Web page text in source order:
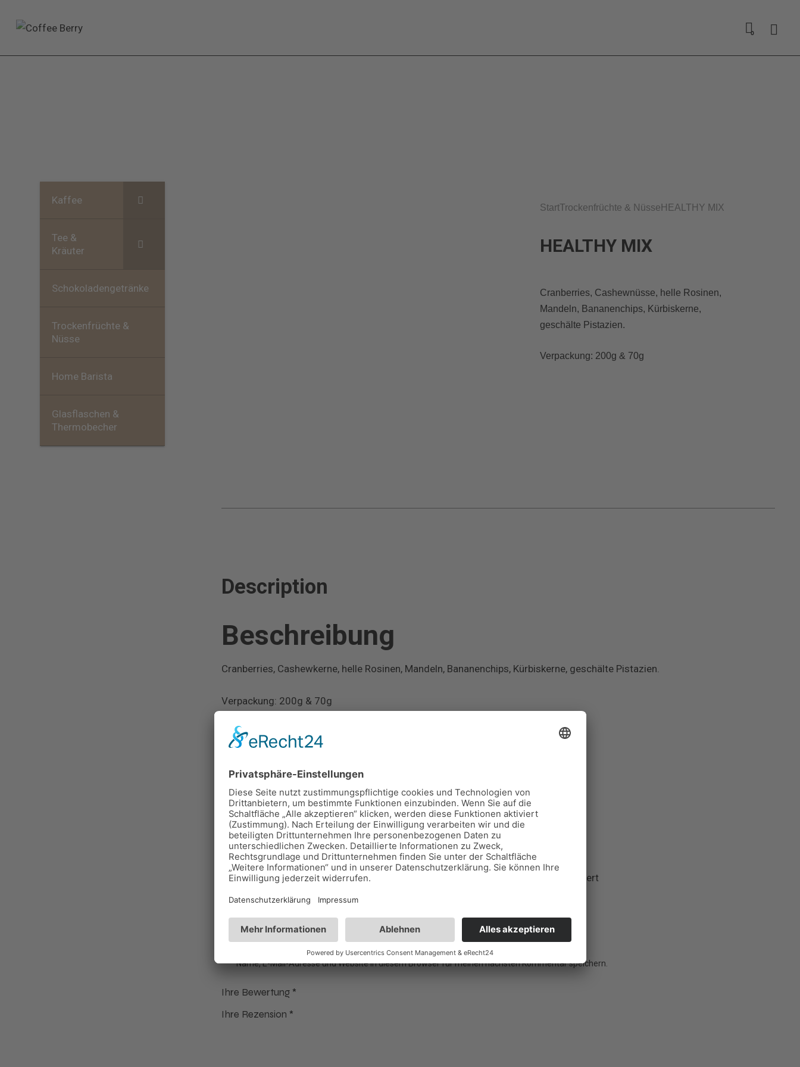
0
StartTrockenfrüchte & Nüsse HEALTHY MIX
HEALTHY MIX
Cranberries, Cashewnüsse, helle Rosinen,
Mandeln, Bananenchips, Kürbiskerne,
geschälte Pistazien.
Verpackung: 200g & 70g
Description
Beschreibung
Cranberries, Cashewkerne, helle Rosinen, Mandeln, Bananenchips, Kürbiskerne, geschälte Pistazien.
Verpackung: 200g & 70g
Reviews (0)
Rezensionen
Es gibt noch keine Rezensionen.
Schreiben Sie die erste Rezension für „HEALTHY MIX“
Ihre E-Mail-Adresse wird nicht veröffentlicht. markiert
Name*
Name, E-Mail-Adresse und Website in diesem Browser für meinen nächsten Kommentar speichern.
Ihre Bewertung*
Ihre Rezension *
Kaffee
Tee &
Kräuter
Schokoladengetränke
Trockenfrüchte &
Nüsse
Home Barista
Glasflaschen &
Thermobecher